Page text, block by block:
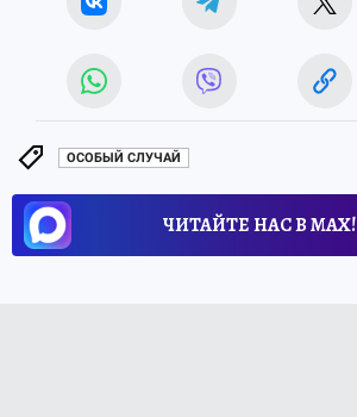
ОСОБЫЙ СЛУЧАЙ
ЧИТАЙТЕ НАС В МАХ!